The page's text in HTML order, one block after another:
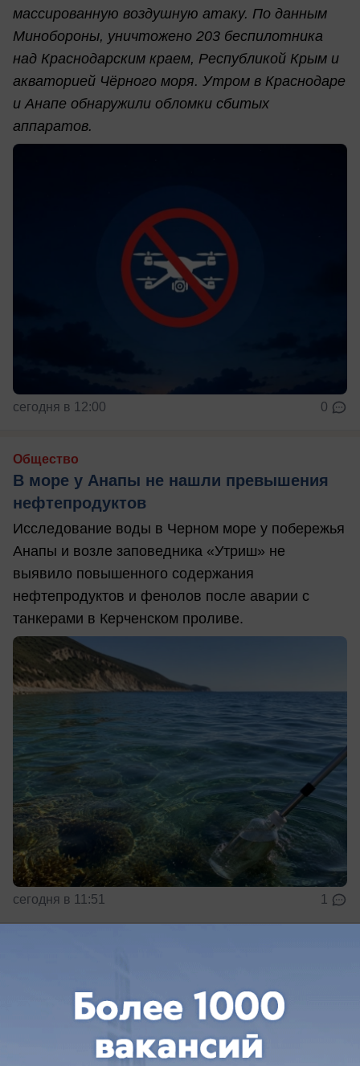
массированную воздушную атаку. По данным
Минобороны, уничтожено 203 беспилотника
над Краснодарским краем, Республикой Крым и
акваторией Чёрного моря. Утром в Краснодаре
и Анапе обнаружили обломки сбитых
аппаратов.
сегодня в 12:00 0
Общество
В море у Анапы не нашли превышения
нефтепродуктов
Исследование воды в Черном море у побережья
Анапы и возле заповедника «Утриш» не
выявило повышенного содержания
нефтепродуктов и фенолов после аварии с
танкерами в Керченском проливе.
сегодня в 11:51 1
не выходит на связь с 25 июля
В Анапе разыскивают 77-летнюю Ирину
Сухомлину, также указанную под фамилиями